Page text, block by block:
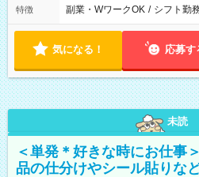
特徴 副業・WワークOK / シフト勤
気になる！ 応募す
未読
＜単発＊好きな時にお仕事
品の仕分けやシール貼りな